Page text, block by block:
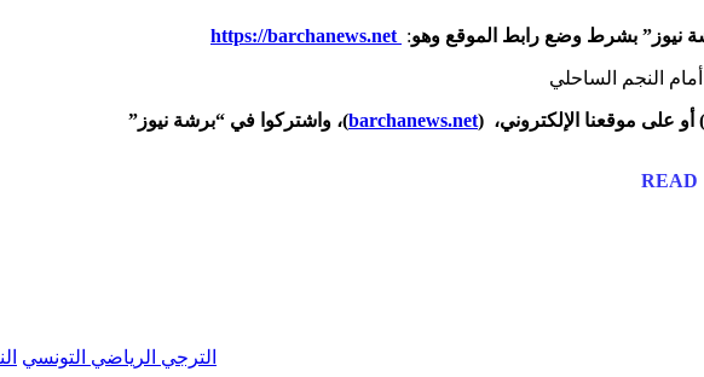
نيوز” بشرط وضع رابط الموقع وهو:
النجم الساحلي
) أو على موقعنا الإلكتروني، (barchanews.net)، واشتركوا في “برشة نيوز”
READ
الترجي الرياضي التونسي